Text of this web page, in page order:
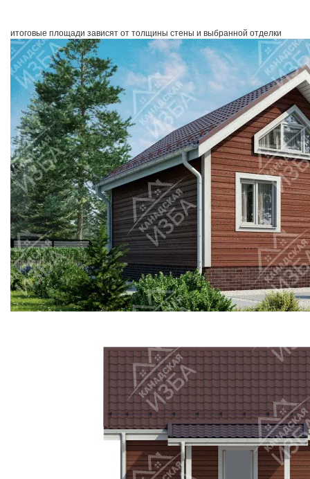
итоговые площади зависят от толщины стены и выбранной отделки